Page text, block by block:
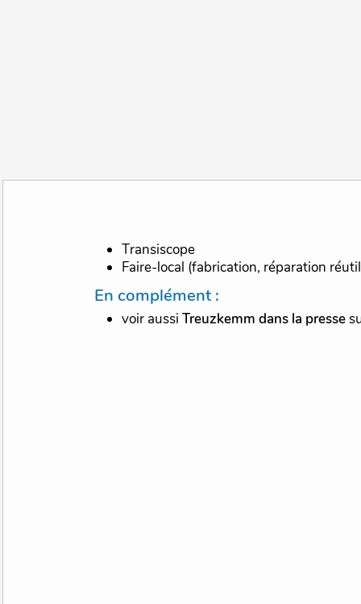
Transiscope
Faire-local (fabrication, réparation
En complément :
voir aussiTreuzkemm dans la presse